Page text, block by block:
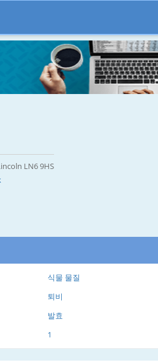
LN6 9HS
식물 물질
퇴비
발효
1